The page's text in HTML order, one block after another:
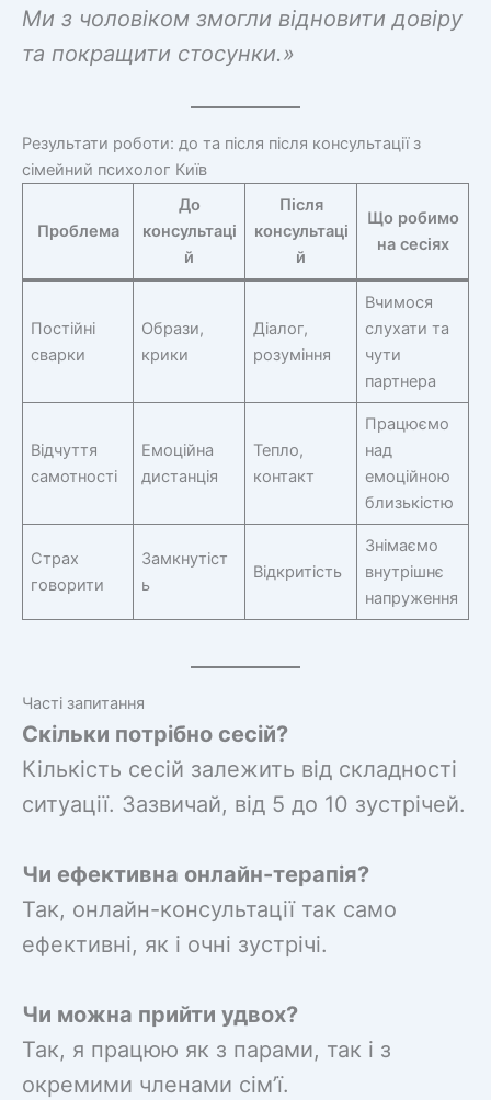
Ми з чоловіком змогли відновити довіру
та покращити стосунки.»
Результати роботи: до та після після консультації з
сімейний психолог Київ
Проблема
До
консультаці
й
Після
консультаці
й
Що робимо
на сесіях
Постійні
сварки
Образи,
крики
Діалог,
розуміння
Вчимося
слухати та
чути
партнера
Відчуття
самотності
Емоційна
дистанція
Тепло,
контакт
Працюємо
над
емоційною
близькістю
Страх
говорити
Замкнутіст
ь
Відкритість
Знімаємо
внутрішнє
напруження
Часті запитання
Скільки потрібно сесій?
Кількість сесій залежить від складності
ситуації. Зазвичай, від 5 до 10 зустрічей.
Чи ефективна онлайн-терапія?
Так, онлайн-консультації так само
ефективні, як і очні зустрічі.
Чи можна прийти удвох?
Так, я працюю як з парами, так і з
окремими членами сім’ї.